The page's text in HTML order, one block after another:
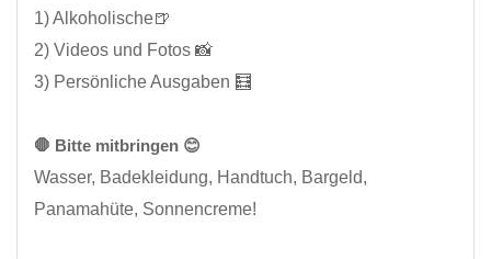
1) Alkoholische🍺
2) Videos und Fotos 📸
3) Persönliche Ausgaben 🧮
🛑 Bitte mitbringen 😊
Wasser, Badekleidung, Handtuch, Bargeld,
Panamahüte, Sonnencreme!